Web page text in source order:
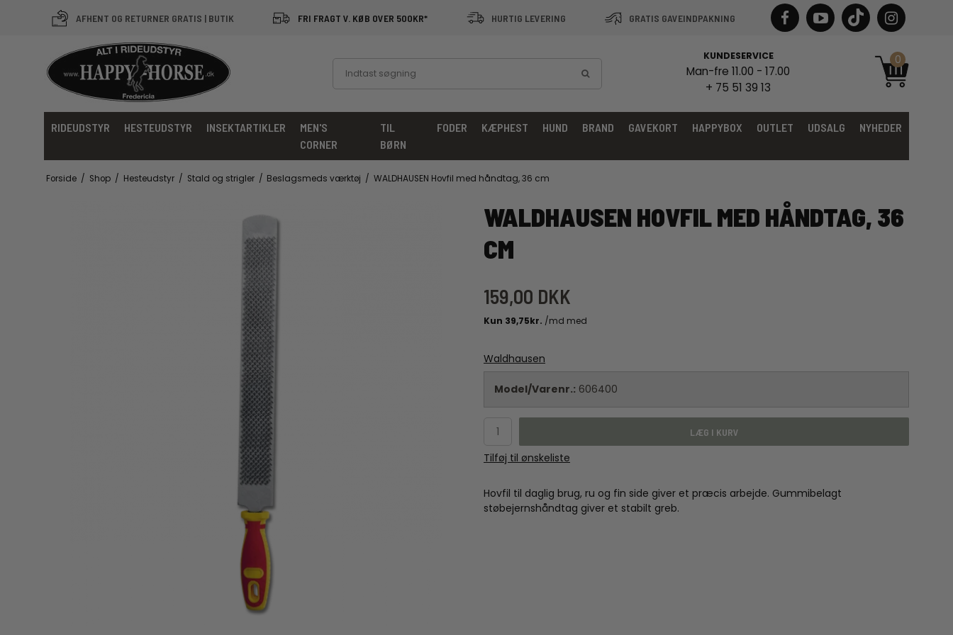
AFHENT OG RETURNER GRATIS | BUTIK FRI FRAGT V. KØB OVER 500KR* HURTIG LEVERING GRATIS GAVEINDPAKNING
KUNDESERVICE
Man-fre 11.00 - 17.00
+ 75 51 39 13
0
RIDEUDSTYR HESTEUDSTYR INSEKTARTIKLER
MEN'S
CORNER
TIL
BØRN
FODER KÆPHEST HUND BRAND GAVEKORT HAPPYBOX OUTLET UDSALG NYHEDER
Forside / Shop / Hesteudstyr / Stald og strigler / Beslagsmeds værktøj / WALDHAUSEN Hovfil med håndtag, 36 cm
WALDHAUSEN HOVFIL MED HÅNDTAG, 36
CM
159,00 DKK
Waldhausen
Model/Varenr.: 606400
LÆG I KURV
Tilføj til ønskeliste
Hovfil til daglig brug, ru og fin side giver et præcis arbejde. Gummibelagt
støbejernshåndtag giver et stabilt greb.